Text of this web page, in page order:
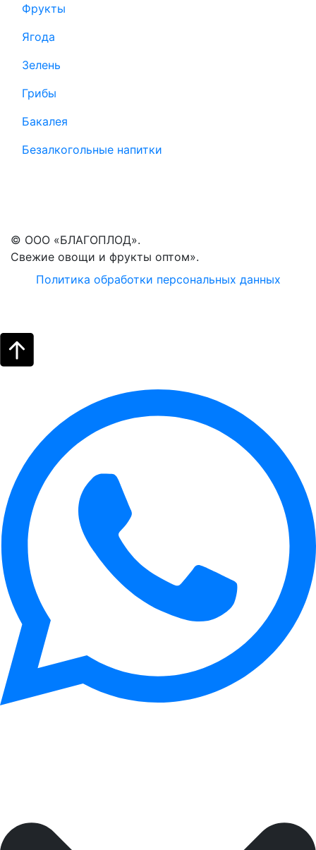
Фрукты
Ягода
Зелень
Грибы
Бакалея
Безалкогольные напитки
© ООО «БЛАГОПЛОД».
Свежие овощи и фрукты оптом».
Политика обработки персональных данных